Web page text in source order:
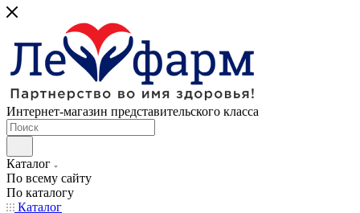
Интернет-магазин представительского класса
Каталог
По всему сайту
По каталогу
Каталог